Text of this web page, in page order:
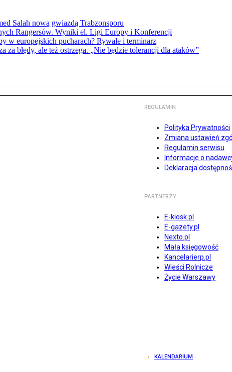
Salah nową gwiazdą Trabzonsporu
Rangersów. Wyniki el. Ligi Europy i Konferencji
w europejskich pucharach? Rywale i terminarz
za błędy, ale też ostrzega. „Nie będzie tolerancji dla ataków”
REGULAMIN
Polityka Prywatności
Zmiana ustawień
Regulamin serwisu
Informacje o
Deklaracja
PARTNERZY
E-kiosk.pl
E-gazety.pl
Nexto.pl
Mała księgowość
Kancelarierp.pl
Wieści Rolnicze
Życie Warszawy
KALENDARIUM